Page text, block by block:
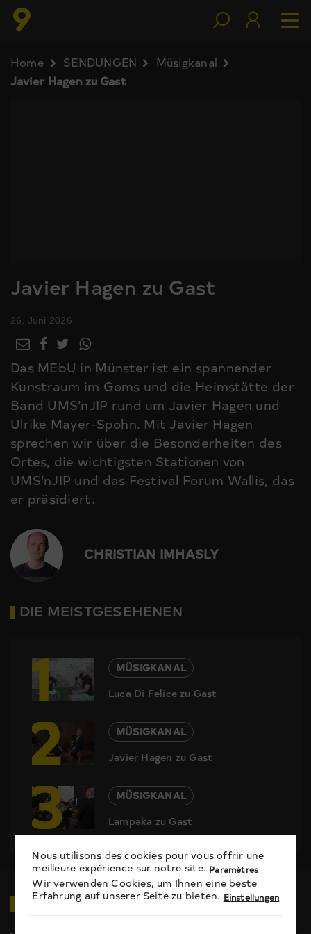
Home SENDUNGEN
Müsigkanal
Javier Hagen zu Gast
Javier Hagen zu Gast
26. Juni 2026
Das MEbU in Münster ist ein spannender
Kunstraum im Goms und die Heimstätte der
Band UMS’nJIP rund um Javier Hagen und
Ulrike Mayer-Spohn. Mit Javier Hagen
sprechen wir über die Besonderheiten des
Ortes, die wichtigsten Stationen von
UMS’nJIP und das Festival Forum Wallis, das
er präsidiert.
CHRISTIAN IMHASLY
DIE MEISTGESEHENEN
1
MÜSIGKANAL
Luca Di Felice zu Gast
2
MÜSIGKANAL
Javier Hagen zu Gast
3
MÜSIGKANAL
Lampaka zu Gast
VIDEOSZUM THEMA
Nous utilisons des cookies pour vous offrir une
meilleure expérience sur notre site. Paramètres
Wir verwenden Cookies, um Ihnen eine beste
Erfahrung auf unserer Seite zu bieten. Einstellungen